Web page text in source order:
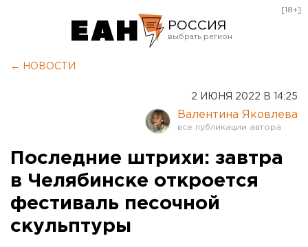
РОССИЯ
Оренбург
[18+]
← НОВОСТИ
2 ИЮНЯ 2022 В 14:25
Валентина Яковлева
Последние штрихи: завтра
в Челябинске откроется
фестиваль песочной
скульптуры